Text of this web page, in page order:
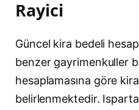
Rayici
Güncel kira bedeli
benzer gayrimenkuller
hesaplamasına göre
belirlenmektedir. Isparta